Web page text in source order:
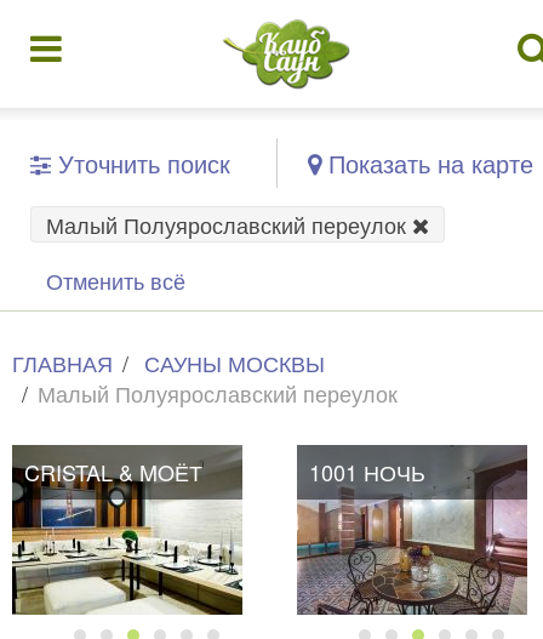
Уточнить поиск Показать на карте
Малый Полуярославский переулок
Отменить всё
ГЛАВНАЯ
САУНЫ МОСКВЫ
Малый Полуярославский переулок
CRISTAL & MOЁТ 1001 НОЧЬ